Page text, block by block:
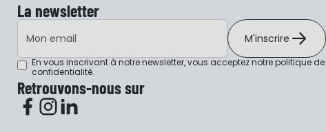
La newsletter
Adresse e-mail
M'inscrire
En vous inscrivant à notre newsletter, vous acceptez notrepolitique de
confidentialité.
Retrouvons-nous sur